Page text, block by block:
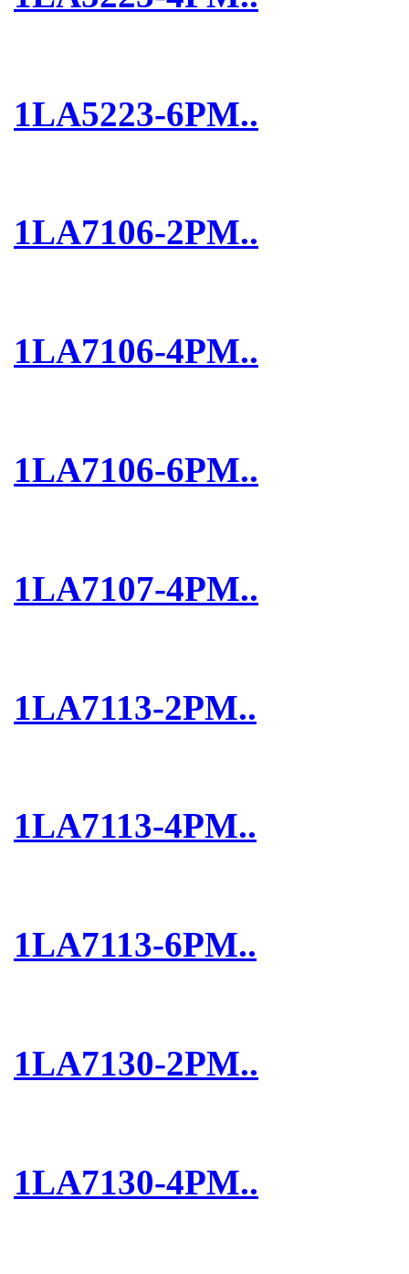
1LA5223-6PM..
1LA7106-2PM..
1LA7106-4PM..
1LA7106-6PM..
1LA7107-4PM..
1LA7113-2PM..
1LA7113-4PM..
1LA7113-6PM..
1LA7130-2PM..
1LA7130-4PM..